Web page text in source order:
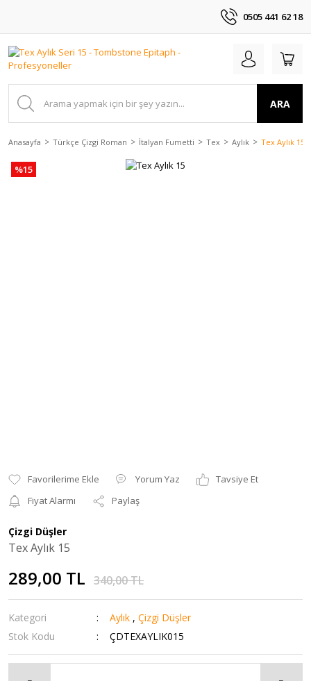
0505 441 62 18
ARA
Anasayfa Türkçe Çizgi Roman İtalyan Fumetti Tex Aylık Tex Aylık 15
%15
Yorum Yaz
Tavsiye Et
Fiyat Alarmı
Paylaş
Çizgi Düşler
Tex Aylık 15
289,00 TL 340,00 TL
Kategori Aylık ,Çizgi Düşler
Stok Kodu
ÇDTEXAYLIK015